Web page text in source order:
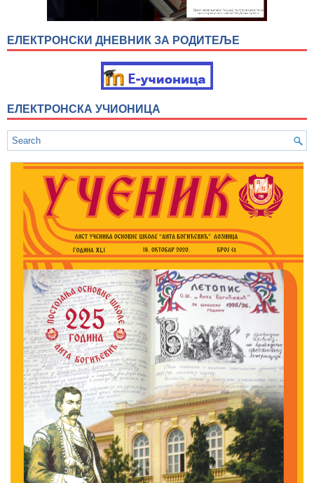
ЕЛЕКТРОНСКИ ДНЕВНИК ЗА РОДИТЕЉЕ
ЕЛЕКТРОНСКА УЧИОНИЦА